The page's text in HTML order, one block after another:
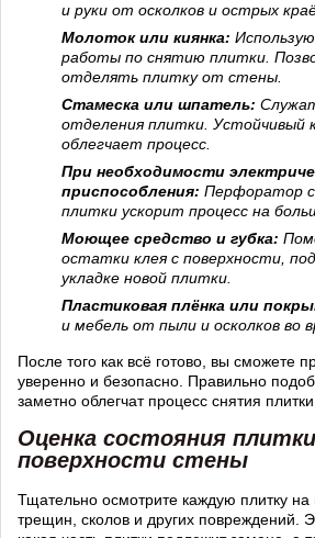
и руки от осколков и острых
Молоток или киянка:
работы по снятию плитки.
отделять плитку от стены.
Стамеска или шпатель:
отделения плитки. Устойчивый
облегчает процесс.
При необходимости
приспособления: Перфоратор с
плитки ускорит процесс на
Моющее средство и губка:
остатки клея с поверхности,
укладке новой плитки.
Пластиковая плёнка или
и мебель от пыли и осколков во
После того как всё готово, вы сможете
уверенно и безопасно. Правильно
заметно облегчат процесс снятия плитки.
Оценка состояния
поверхности стены
Тщательно осмотрите каждую плитку
трещин, сколов и других повреждений.